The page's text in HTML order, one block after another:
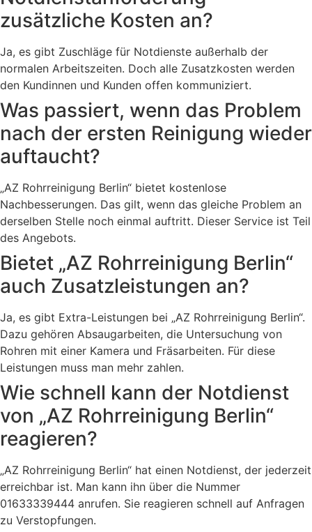
zusätzliche Kosten an?
Ja, es gibt Zuschläge für Notdienste außerhalb der
normalen Arbeitszeiten. Doch alle Zusatzkosten werden
den Kundinnen und Kunden offen kommuniziert.
Was passiert, wenn das Problem
nach der ersten Reinigung wieder
auftaucht?
„AZ Rohrreinigung Berlin“ bietet kostenlose
Nachbesserungen. Das gilt, wenn das gleiche Problem an
derselben Stelle noch einmal auftritt. Dieser Service ist Teil
des Angebots.
Bietet „AZ Rohrreinigung Berlin“
auch Zusatzleistungen an?
Ja, es gibt Extra-Leistungen bei „AZ Rohrreinigung Berlin“.
Dazu gehören Absaugarbeiten, die Untersuchung von
Rohren mit einer Kamera und Fräsarbeiten. Für diese
Leistungen muss man mehr zahlen.
Wie schnell kann der Notdienst
von „AZ Rohrreinigung Berlin“
reagieren?
„AZ Rohrreinigung Berlin“ hat einen Notdienst, der jederzeit
erreichbar ist. Man kann ihn über die Nummer
01633339444 anrufen. Sie reagieren schnell auf Anfragen
zu Verstopfungen.